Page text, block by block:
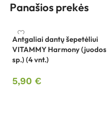
Panašios prekės
Antgaliai dantų šepetėliui
VITAMMY Harmony (juodos
sp.) (4 vnt.)
5,90 €